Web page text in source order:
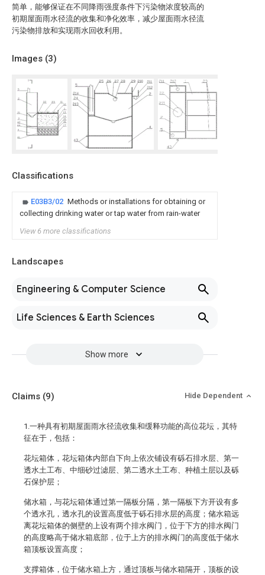
简单，能够保证在不同降雨强度条件下污染物浓度较高的
初期屋面雨水径流的收集和净化效率，减少屋面雨水径流
污染物排放和实现雨水回收利用。
Images (3)
Classifications
E03B3/02 Methods or installations for obtaining or
collecting drinking water or tap water from rain-water
View 6 more classifications
Landscapes
Engineering & Computer Science
Life Sciences & Earth Sciences
Show more
Claims (9) Hide Dependent
1.一种具有初期屋面雨水径流收集和缓释功能的高位花坛，其特
征在于，包括：
花坛箱体，花坛箱体内部自下向上依次铺设有砾石排水层、第一
透水土工布、中细砂过滤层、第二透水土工布、种植土层以及砾
石保护层；
储水箱，与花坛箱体通过第一隔板分隔，第一隔板下方开设有多
个透水孔，透水孔的设置高度低于砾石排水层的高度；储水箱远
离花坛箱体的侧壁的上设有两个排水阀门，位于下方的排水阀门
的高度略高于储水箱底部，位于上方的排水阀门的高度低于储水
箱顶板设置高度；
支撑箱体，位于储水箱上方，通过顶板与储水箱隔开，顶板的设